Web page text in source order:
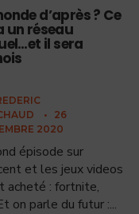
d’après ? Ce
un réseau
il sera
•
26
2020
épisode sur
et les jeux videos
acheté : fortnite,
on parle du futur :...